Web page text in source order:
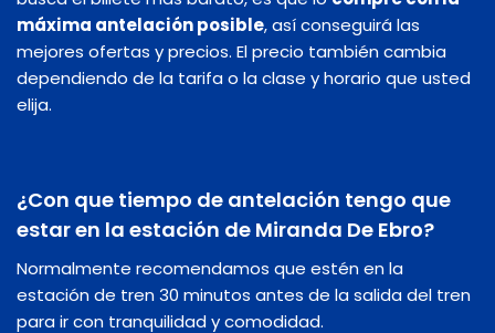
máxima antelación posible, así conseguirá las
mejores ofertas y precios. El precio también cambia
dependiendo de la tarifa o la clase y horario que usted
elija.
¿Con que tiempo de antelación tengo que
estar en la estación de Miranda De Ebro?
Normalmente recomendamos que estén en la
estación de tren 30 minutos antes de la salida del tren
para ir con tranquilidad y comodidad.